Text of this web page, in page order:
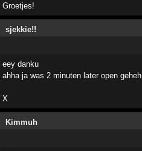
Groetjes!
sjekkie!!
eey danku
ahha ja was 2 minuten later open geheh
X
Kimmuh